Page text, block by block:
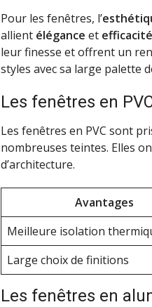
Pour les fenêtres, l’
allient élégance et efficacité
leur finesse et offrent un
styles avec sa large palette
Les fenêtres en
Les fenêtres en PVC sont
nombreuses teintes. Elles
d’architecture.
Avantages
Meilleure isolation
Large choix de finitions
Les fenêtres en